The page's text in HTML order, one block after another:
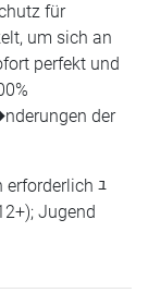
für
um sich an
perfekt und
der
erforderlich ﾕ
Jugend